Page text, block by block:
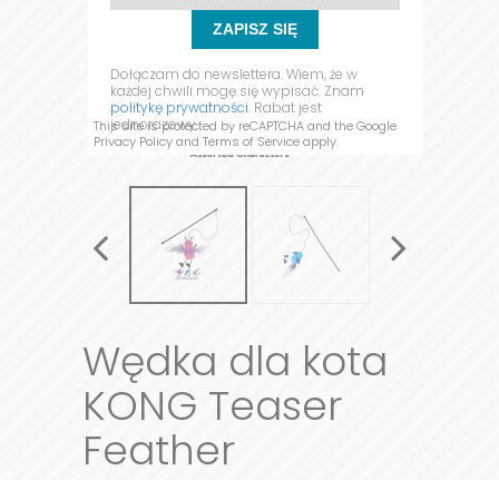
Wędka dla kota
KONG Teaser
Feather
ZAPISZ SIĘ
Dołączam do newslettera. Wiem, że w
każdej chwili mogę się wypisać. Znam
politykę prywatności. Rabat jest
jednorazowy.
This site is protected by reCAPTCHA and the Google
Privacy Policyand Terms of Serviceapply.